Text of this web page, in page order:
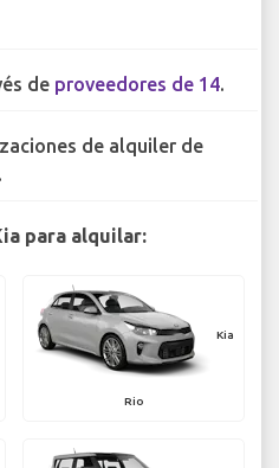
de proveedores de 14.
de alquiler de
para alquilar:
Kia
Rio